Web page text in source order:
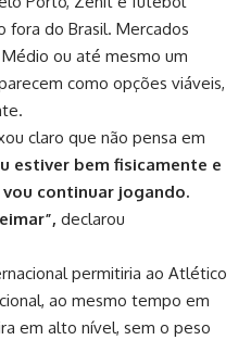
fora do Brasil. Mercados
ou até mesmo um
como opções viáveis,
claro que não pensa em
estiver bem fisicamente e
continuar jogando.
declarou
permitiria ao Atlético
ao mesmo tempo em
em alto nível, sem o peso